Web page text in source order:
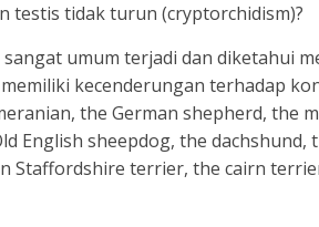
testis tidak turun (cryptorchidism)?
sangat umum terjadi dan diketahui
kecenderungan terhadap
the German shepherd, the
English sheepdog, the dachshund,
Staffordshire terrier, the cairn